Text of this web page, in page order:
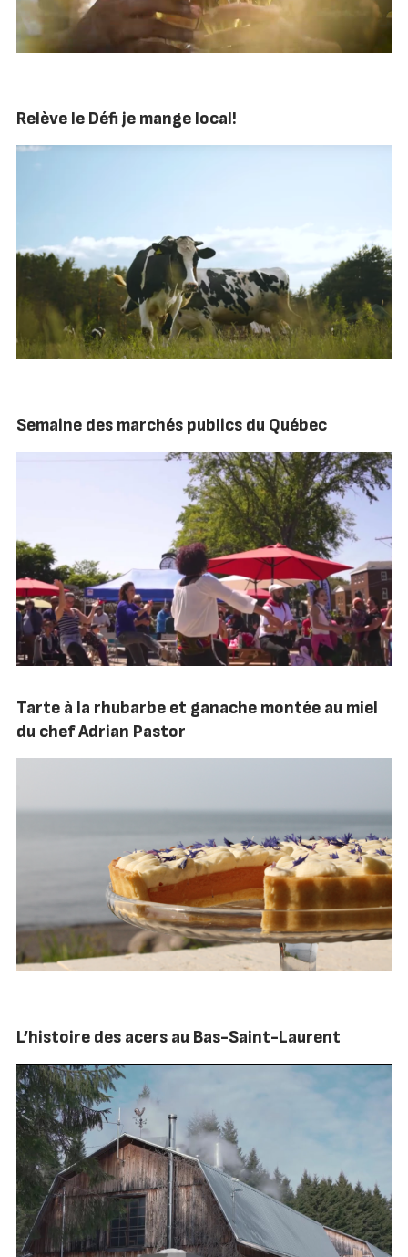
Relève le Défi je mange local!
Semaine des marchés publics du Québec
Tarte à la rhubarbe et ganache montée au miel
du chef Adrian Pastor
L’histoire des acers au Bas-Saint-Laurent